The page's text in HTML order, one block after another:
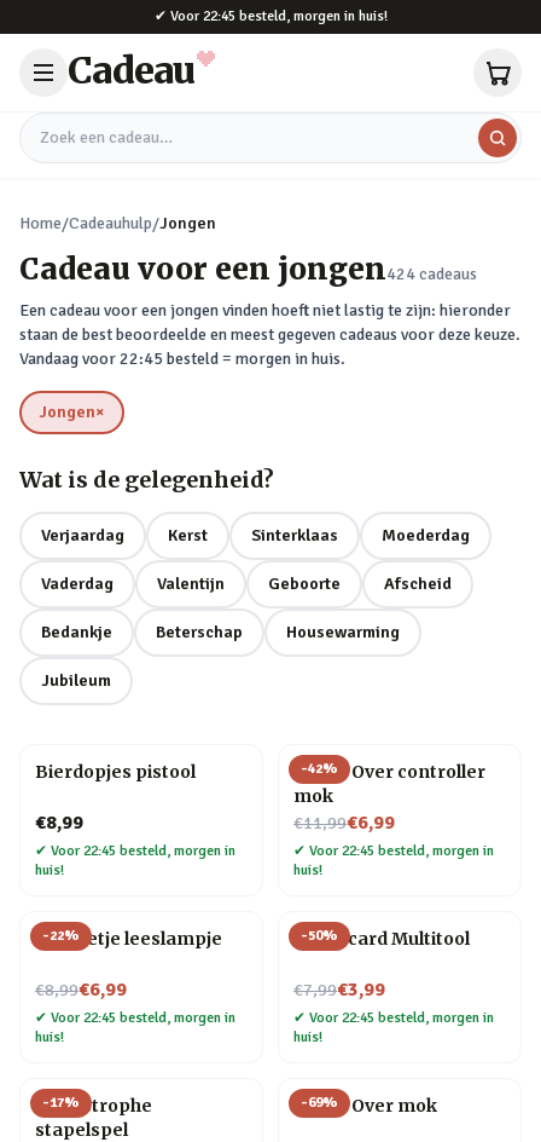
✔ Voor 22:45 besteld, morgen in huis!
Cadeau
Zoek een cadeau
Home/Cadeauhulp/Jongen
Cadeau voor een jongen424cadeaus
Een cadeau voor een jongen vinden hoeft niet lastig te zijn: hieronder
staan de best beoordeelde en meest gegeven cadeaus voor deze keuze.
Vandaag voor 22:45 besteld = morgen in huis.
Jongen×
verwijderen
Wat is de gelegenheid?
Verjaardag Kerst Sinterklaas Moederdag
Vaderdag Valentijn Geboorte Afscheid
Bedankje Beterschap Housewarming
Jubileum
Bierdopjes pistool
€8,99
✔ Voor 22:45 besteld, morgen in
huis!
-42%
Game Over controller
mok
€11,99
Nu voor€6,99
✔ Voor 22:45 besteld, morgen in
huis!
-22%
Mannetje leeslampje
€8,99
Nu voor€6,99
✔ Voor 22:45 besteld, morgen in
huis!
-50%
Creditcard Multitool
€7,99
Nu voor€3,99
✔ Voor 22:45 besteld, morgen in
huis!
-17%
Cat-astrophe
stapelspel
-69%
Game Over mok